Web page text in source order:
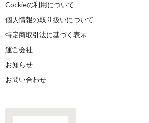
Cookieの利用について
個人情報の取り扱いについて
特定商取引法に基づく表示
運営会社
お知らせ
お問い合わせ